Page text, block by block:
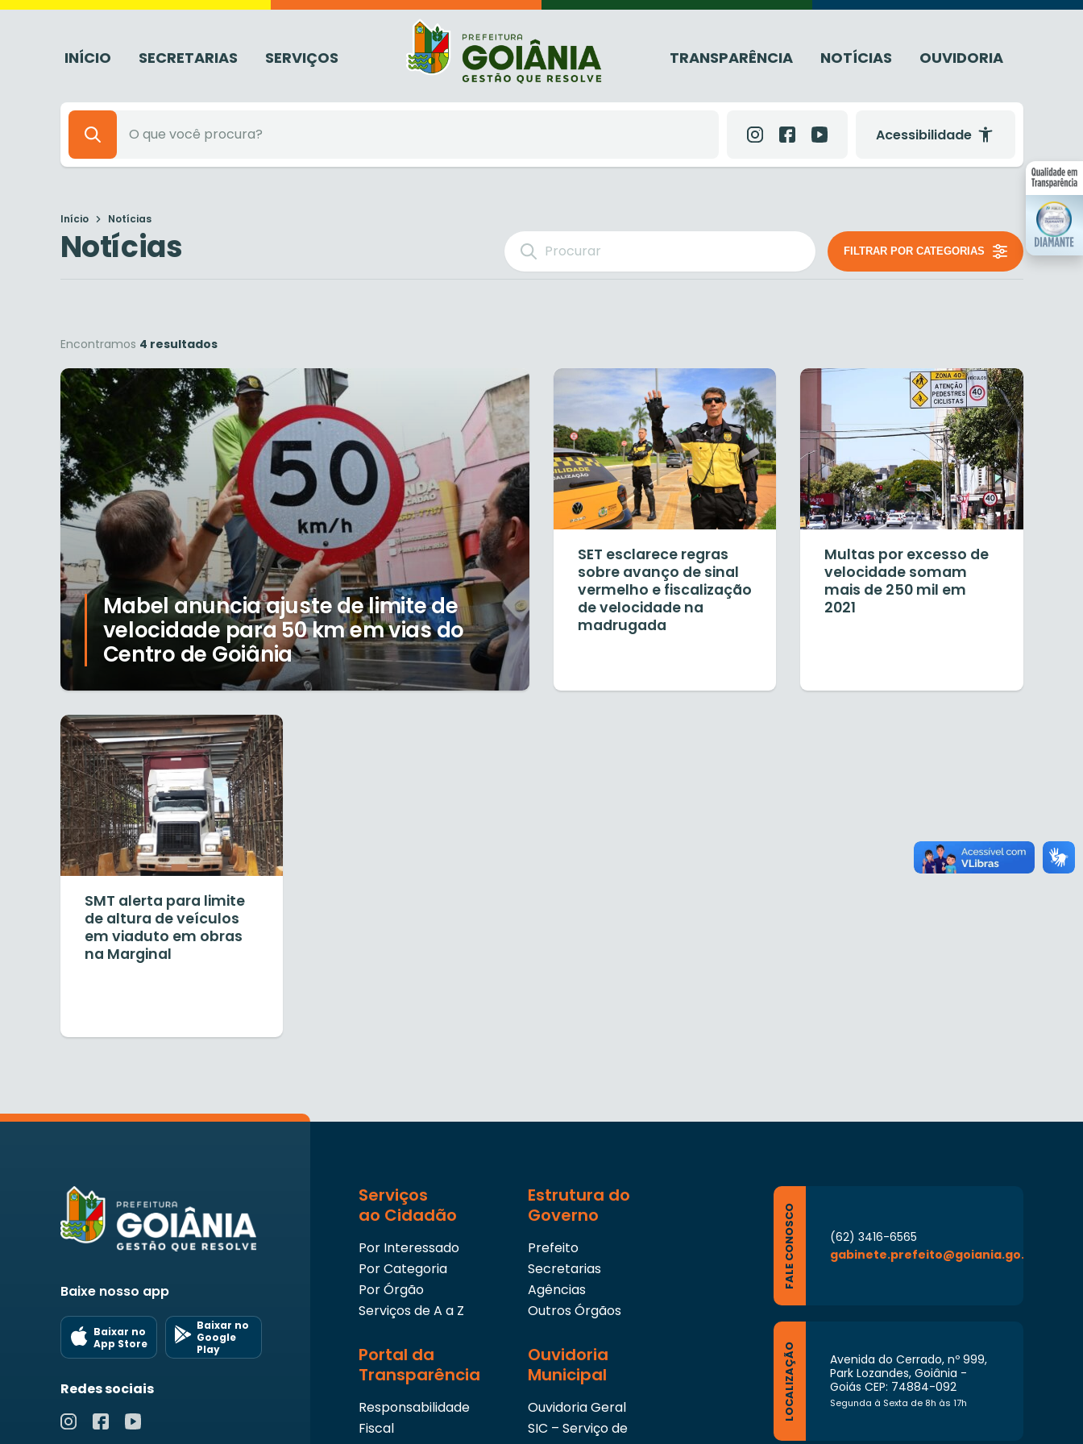
INÍCIO SECRETARIAS SERVIÇOS TRANSPARÊNCIA NOTÍCIAS OUVIDORIA
Acessibilidade
Início Notícias
Notícias FILTRAR POR CATEGORIAS
Encontramos 4 resultados
Mabel anuncia ajuste de limite de
velocidade para 50 km em vias do
Centro de Goiânia
SET esclarece regras
sobre avanço de sinal
vermelho e fiscalização
de velocidade na
madrugada
Multas por excesso de
velocidade somam
mais de 250 mil em
2021
SMT alerta para limite
de altura de veículos
em viaduto em obras
na Marginal
Baixe nosso app
Baixar no
App Store
Baixar no
Google
Play
Redes sociais
Serviços
ao Cidadão
Por Interessado
Por Categoria
Por Órgão
Serviços de A a Z
Estrutura do
Governo
Prefeito
Secretarias
Agências
Outros Órgãos
Portal da
Transparência
Responsabilidade
Fiscal
Ouvidoria
Municipal
Ouvidoria Geral
SIC – Serviço de
FALE CONOSCO
(62) 3416-6565
gabinete.prefeito@goiania.go.gov.br
LOCALIZAÇÃO
Avenida do Cerrado, nº 999,
Park Lozandes, Goiânia -
Goiás CEP: 74884-092
Segunda à Sexta de 8h às 17h